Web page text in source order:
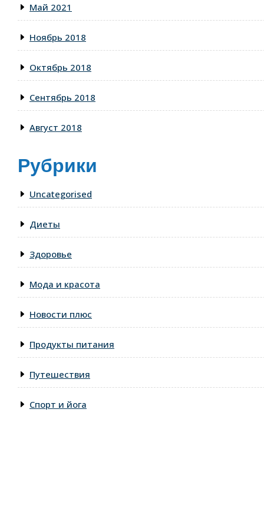
Май 2021
Ноябрь 2018
Октябрь 2018
Сентябрь 2018
Август 2018
Рубрики
Uncategorised
Диеты
Здоровье
Мода и красота
Новости плюс
Продукты питания
Путешествия
Спорт и йога